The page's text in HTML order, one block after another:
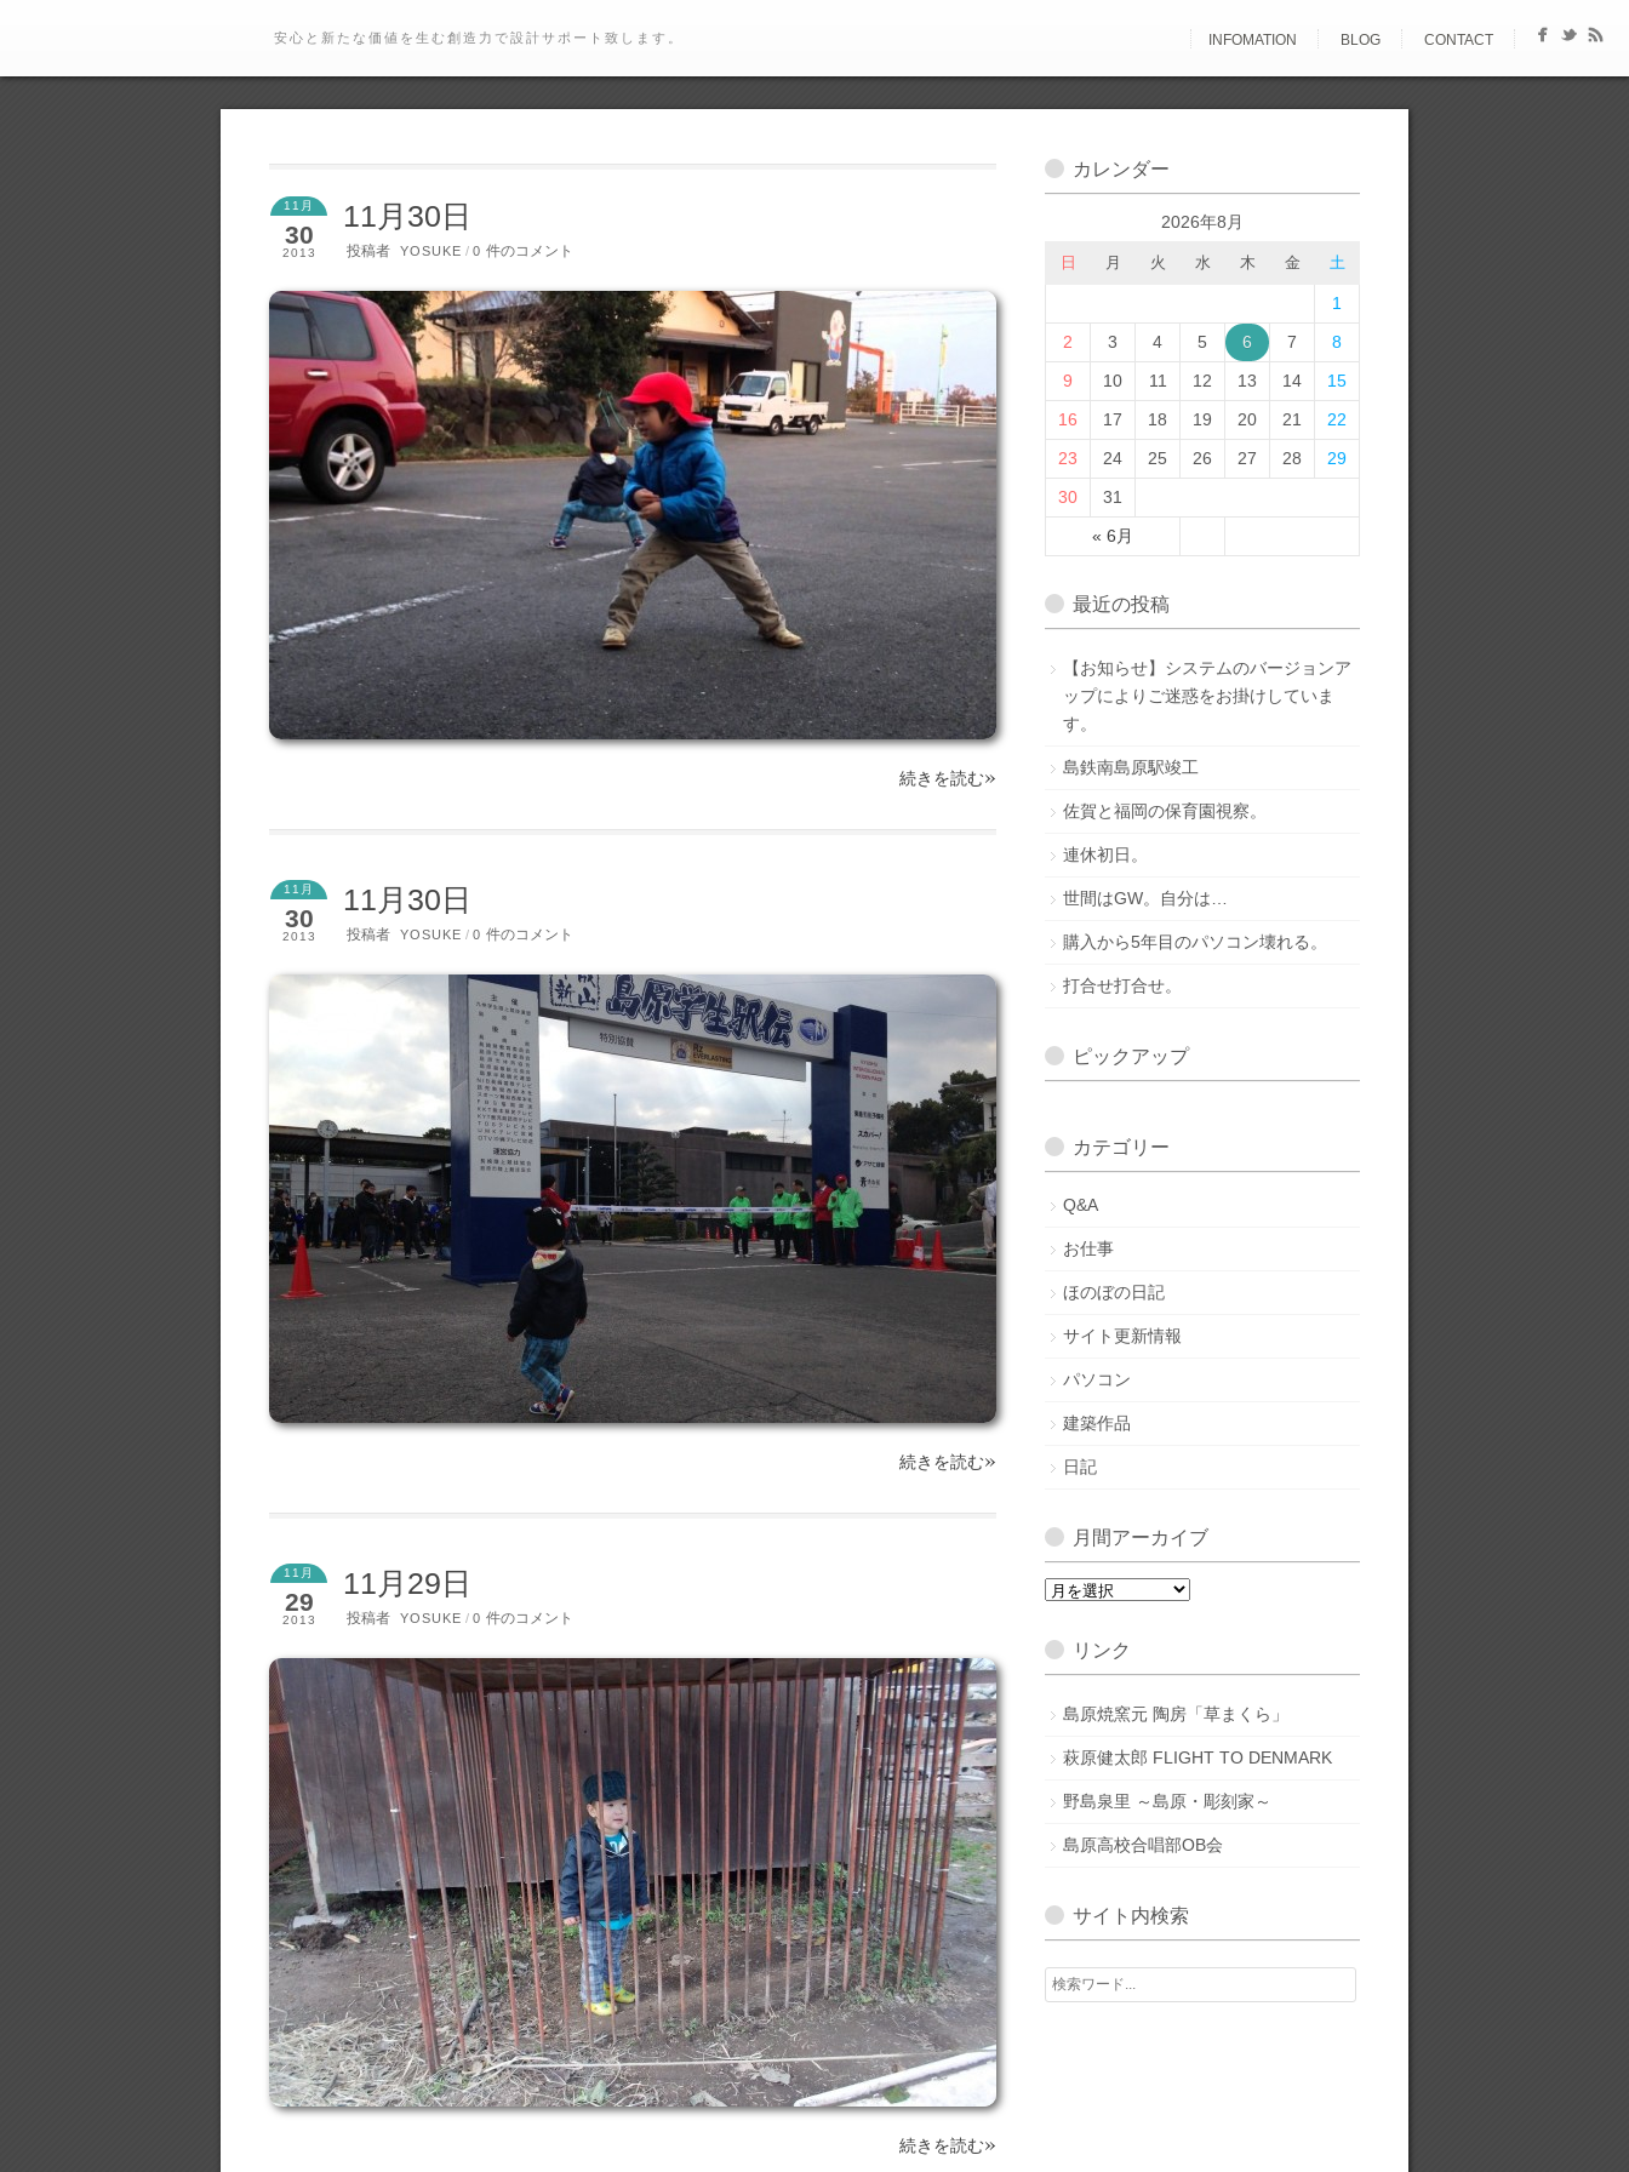
安心と新たな価値を生む創造力で設計サポート致します。 INFOMATION BLOG CONTACT
11月
30
2013
11月30日
投稿者 YOSUKE / 0 件のコメント
続きを読む»
11月
30
2013
11月30日
投稿者 YOSUKE / 0 件のコメント
続きを読む»
11月
29
2013
11月29日
投稿者 YOSUKE / 0 件のコメント
続きを読む»
カレンダー
2026年8月
日 月 火 水 木 金 土
« 6月
1
2
3 4 5 6 7
8
9
10 11 12 13 14
15
16
17 18 19 20 21
22
23
24 25 26 27 28
29
30
31
最近の投稿
【お知らせ】システムのバージョンア
ップによりご迷惑をお掛けしていま
す。
島鉄南島原駅竣工
佐賀と福岡の保育園視察。
連休初日。
世間はGW。自分は…
購入から5年目のパソコン壊れる。
打合せ打合せ。
ピックアップ
カテゴリー
Q&A
お仕事
ほのぼの日記
サイト更新情報
パソコン
建築作品
日記
月間アーカイブ
月
ア
ー
イ
ブ
リンク
島原焼窯元 陶房「草まくら」
萩原健太郎 FLIGHT TO DENMARK
野島泉里 ～島原・彫刻家～
島原高校合唱部OB会
サイト内検索